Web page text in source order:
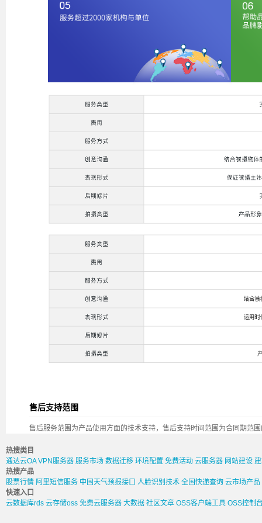
售后支持范围
售后服务范围为产品使用方面的技术支持，售后支持时间范围为合同期范
热搜类目
通达云OA VPN服务器 服务市场 数据迁移 环境配置 免费活动 云服务器 网站建设
热搜产品
股票行情 阿里短信服务 中国天气预报接口 人脸识别技术 全国快递查询 云市场产品
快速入口
云数据库rds 云存储oss 免费云服务器 大数据 社区文章 OSS客户端工具 OSS控制